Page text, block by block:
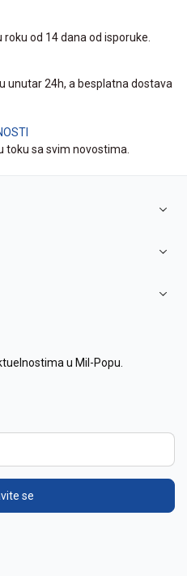
od 14 dana od isporuke.
unutar 24h, a besplatna dostava
toku sa svim novostima.
u Mil-Popu.
se